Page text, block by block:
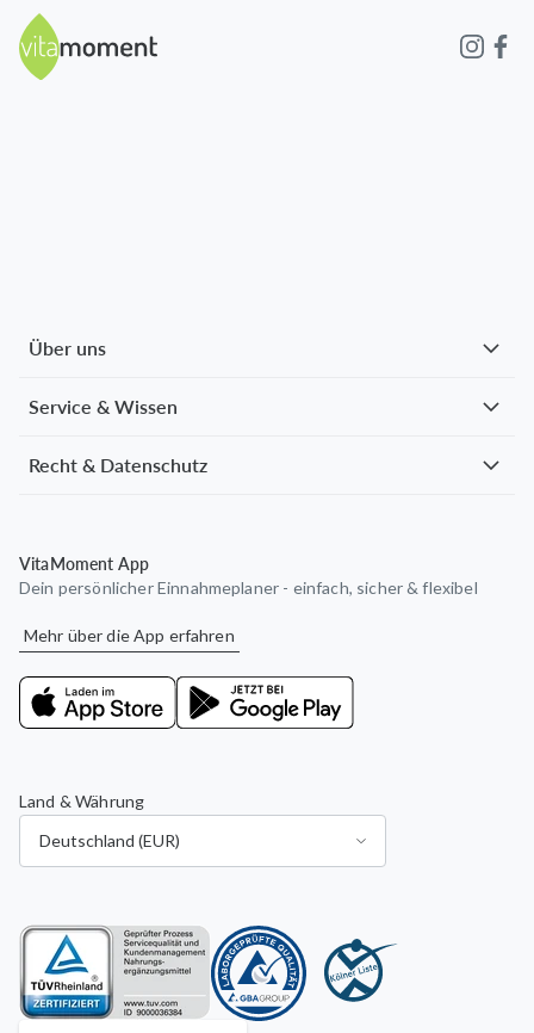
Über uns
Service & Wissen
Recht & Datenschutz
VitaMoment App
Dein persönlicher Einnahmeplaner - einfach, sicher & flexibel
Mehr über die App erfahren
Land & Währung